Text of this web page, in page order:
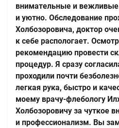
внимательные и
и уютно. Обследование
Холбозоровича, доктор
к себе распологает.
рекомендацию провести
процедур. Я сразу
проходили почти
легкая рука, быстро и
моему врачу-флебологу
Холбозоровичу за чуткое
и профессионализм. Вы